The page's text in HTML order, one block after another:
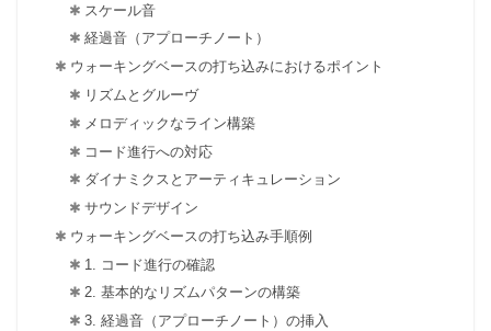
スケール音
経過音（アプローチノート）
ウォーキングベースの打ち込みにおけるポイント
リズムとグルーヴ
メロディックなライン構築
コード進行への対応
ダイナミクスとアーティキュレーション
サウンドデザイン
ウォーキングベースの打ち込み手順例
1. コード進行の確認
2. 基本的なリズムパターンの構築
3. 経過音（アプローチノート）の挿入